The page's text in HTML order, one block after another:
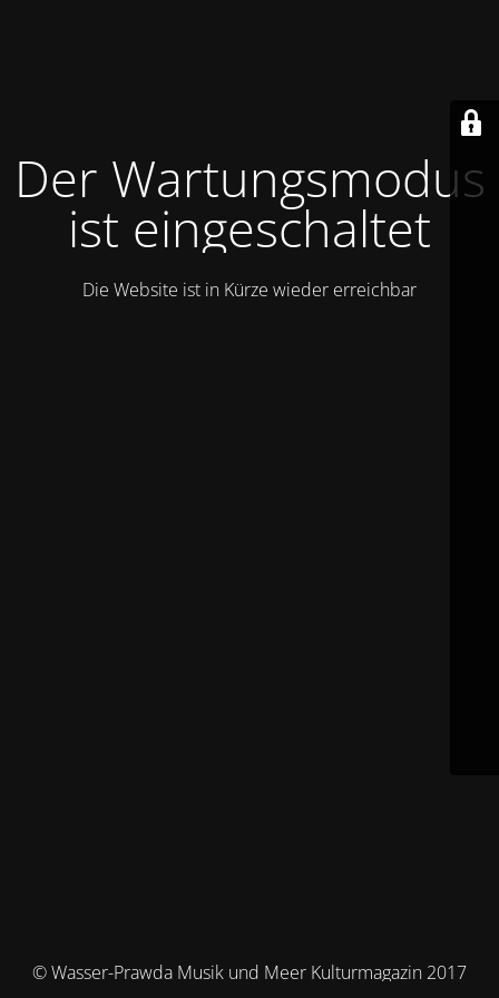
Der Wartungsmodus
ist eingeschaltet
Die Website ist in Kürze wieder erreichbar
© Wasser-Prawda Musik und Meer Kulturmagazin 2017